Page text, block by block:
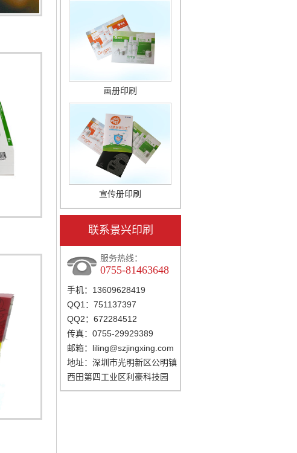
画册印刷
宣传册印刷
联系景兴印刷
服务热线：
0755-81463648
手机：13609628419
QQ1：751137397
QQ2：672284512
传真：0755-29929389
邮箱： liling@szjingxing.com
地址：深圳市光明新区公明镇
西田第四工业区利豪科技园